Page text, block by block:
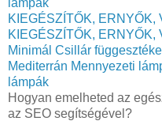
KIEGÉSZÍTŐK,
KIEGÉSZÍTŐK,
Minimál Csillár
Mediterrán Mennyezeti
lámpák
Hogyan emelheted az
az SEO segítségével?